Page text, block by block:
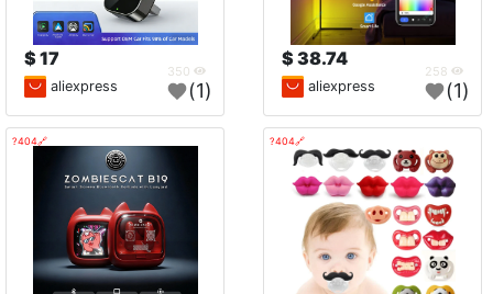
38.74 $
aliexpress (1)
17 $
aliexpress (1)
🔗404?
🔗404?